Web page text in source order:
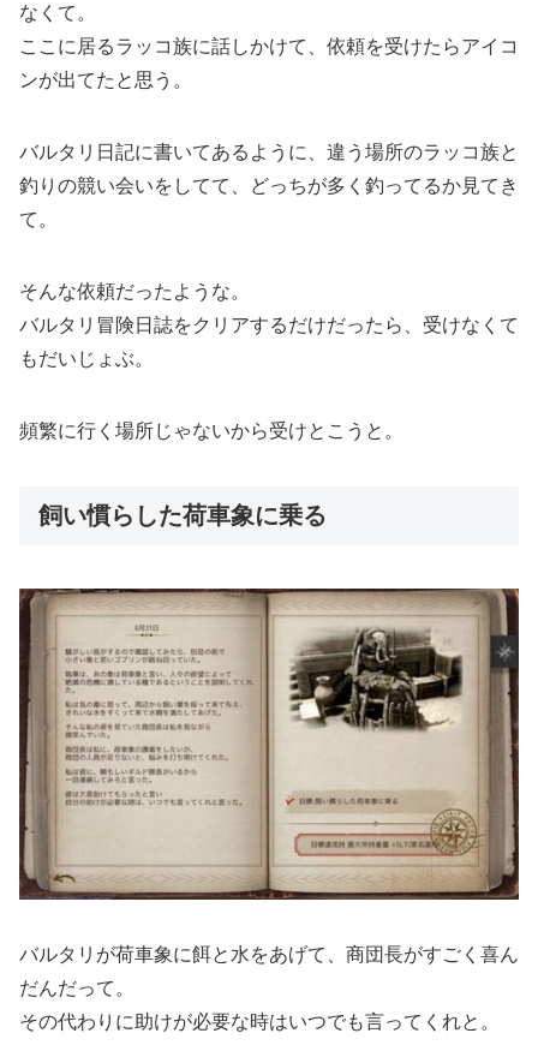
なくて。
ここに居るラッコ族に話しかけて、依頼を受けたらアイコ
ンが出てたと思う。
バルタリ日記に書いてあるように、違う場所のラッコ族と
釣りの競い会いをしてて、どっちが多く釣ってるか見てき
て。
そんな依頼だったような。
バルタリ冒険日誌をクリアするだけだったら、受けなくて
もだいじょぶ。
頻繁に行く場所じゃないから受けとこうと。
飼い慣らした荷車象に乗る
バルタリが荷車象に餌と水をあげて、商団長がすごく喜ん
だんだって。
その代わりに助けが必要な時はいつでも言ってくれと。